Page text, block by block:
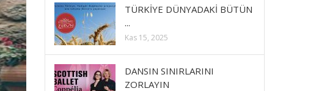
TÜRKİYE DÜNYADAKİ BÜTÜN
...
Kas 15, 2025
DANSIN SINIRLARINI
ZORLAYIN